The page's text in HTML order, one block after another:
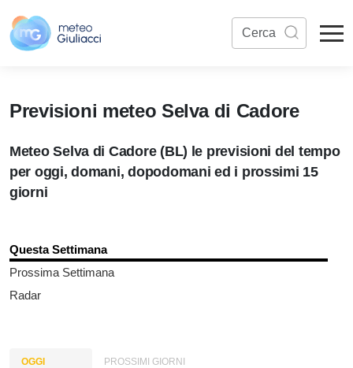
Previsioni meteo Selva di Cadore
Meteo Selva di Cadore (BL) le previsioni del tempo
per oggi, domani, dopodomani ed i prossimi 15
giorni
Questa Settimana
Prossima Settimana
Radar
OGGI PROSSIMI GIORNI